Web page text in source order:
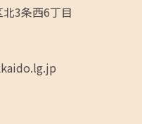
北3条西6丁目